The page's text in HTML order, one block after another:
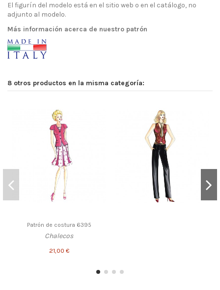
El figurín del modelo está en el sitio web o en el catálogo, no
adjunto al modelo.
Más información acerca de nuestro patrón
8 otros productos en la misma categoría:
Patrón de costura 6395
Chalecos
21,00 €